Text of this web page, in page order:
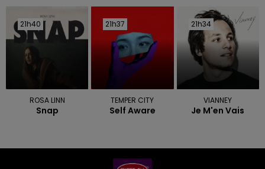
21h40
21h40
ROSA LINN
Snap
21h37
21h37
TEMPER CITY
Self Aware
21h34
21h34
VIANNEY
Je M'en Vais